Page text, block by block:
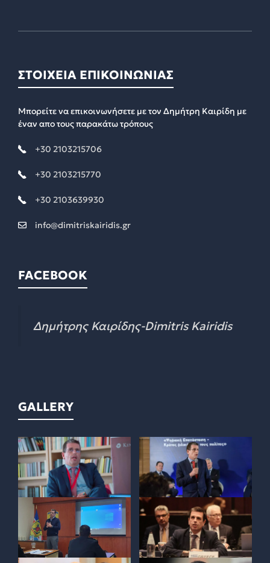
ΣΤΟΙΧΕΙΑ ΕΠΙΚΟΙΝΩΝΙΑΣ
Μπορείτε να επικοινωνήσετε με τον Δημήτρη Καιρίδη με
έναν απο τους παρακάτω τρόπους
+30 2103215706
+30 2103215770
+30 2103639930
info@dimitriskairidis.gr
FACEBOOK
Δημήτρης Καιρίδης-Dimitris Kairidis
GALLERY